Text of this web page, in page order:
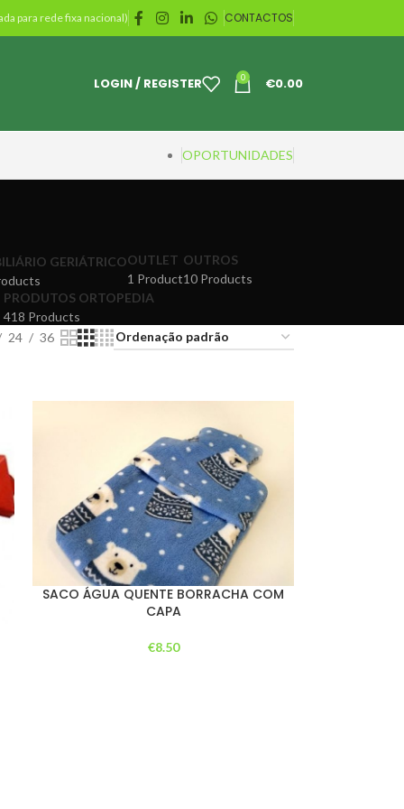
para rede fixa nacional) CONTACTOS
LOGIN / REGISTER 0 €0.00
OPORTUNIDADES
GERIÁTRICOOUTLET
1 Product
OUTROS
10 Products
PRODUTOS ORTOPEDIA
418 Products
24 36
SACO ÁGUA QUENTE BORRACHA COM
CAPA
€8.50